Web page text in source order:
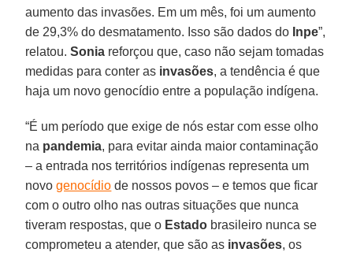
aumento das invasões. Em um mês, foi um aumento
de 29,3% do desmatamento. Isso são dados do Inpe”,
relatou.Sonia reforçou que, caso não sejam tomadas
medidas para conter as invasões, a tendência é que
haja um novo genocídio entre a população indígena.
“É um período que exige de nós estar com esse olho
na pandemia, para evitar ainda maior contaminação
– a entrada nos territórios indígenas representa um
novogenocídio de nossos povos – e temos que ficar
com o outro olho nas outras situações que nunca
tiveram respostas, que o Estado brasileiro nunca se
comprometeu a atender, que são as invasões, os